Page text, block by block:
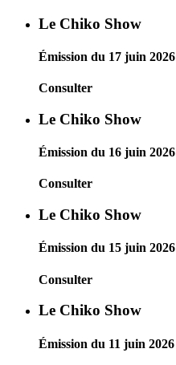
Le Chiko Show
Émission du 17 juin 2026
Consulter
Le Chiko Show
Émission du 16 juin 2026
Consulter
Le Chiko Show
Émission du 15 juin 2026
Consulter
Le Chiko Show
Émission du 11 juin 2026